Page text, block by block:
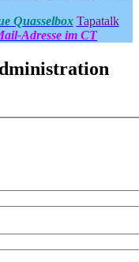
Quasselbox Tapatalk
Adresse im CT